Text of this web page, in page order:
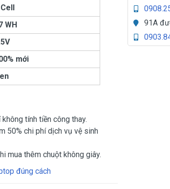
WH
mới
tính tiền công thay.
50% chi phí dịch vụ vệ sinh
mua thêm chuột không giây.
đúng cách
91A